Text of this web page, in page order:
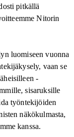
pitkällä
Nitorin
luomiseen vuonna
vaan se
-
sisaruksille
työntekijöiden
näkökulmasta,
kanssa.